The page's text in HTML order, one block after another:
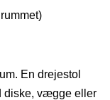
En drejestol
diske, vægge eller